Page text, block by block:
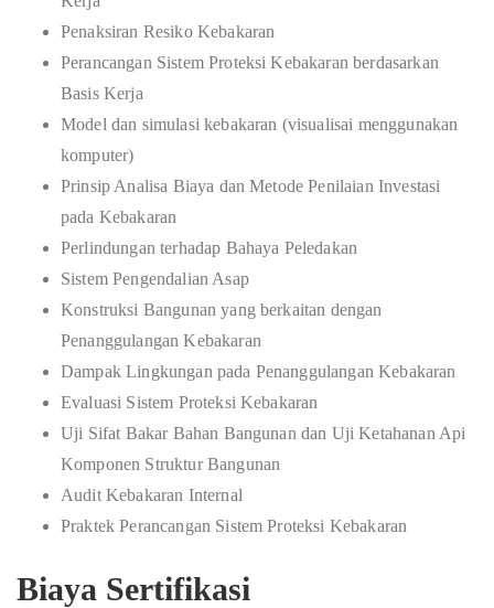
Penaksiran Resiko Kebakaran
Perancangan Sistem Proteksi Kebakaran berdasarkan
Basis Kerja
Model dan simulasi kebakaran (visualisai menggunakan
komputer)
Prinsip Analisa Biaya dan Metode Penilaian Investasi
pada Kebakaran
Perlindungan terhadap Bahaya Peledakan
Sistem Pengendalian Asap
Konstruksi Bangunan yang berkaitan dengan
Penanggulangan Kebakaran
Dampak Lingkungan pada Penanggulangan Kebakaran
Evaluasi Sistem Proteksi Kebakaran
Uji Sifat Bakar Bahan Bangunan dan Uji Ketahanan Api
Komponen Struktur Bangunan
Audit Kebakaran Internal
Praktek Perancangan Sistem Proteksi Kebakaran
Biaya Sertifikasi